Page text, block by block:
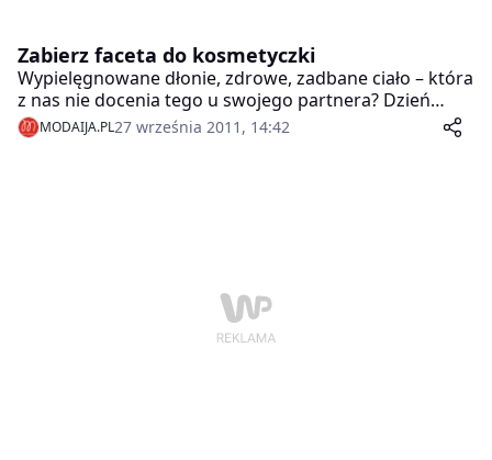
Zabierz faceta do kosmetyczki
Wypielęgnowane dłonie, zdrowe, zadbane ciało – która
z nas nie docenia tego u swojego partnera? Dzień
chłopaka to doskonała okazja, aby wspólnie udać się
na zabieg do gabinetu kosmetycznego, a jednocześnie
MODAIJA.PL27 września 2011, 14:42